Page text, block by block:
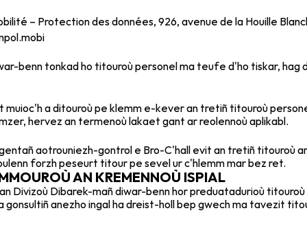
– Protection des données, 926, avenue de la Houille
benn tonkad ho titouroù personel ma teufe d'ho tiskar,
a ditouroù pe klemm e-kever an tretiñ titouroù
hervez an termenoù lakaet gant ar reolennoù aplikabl.
aotrouniezh-gontrol e Bro-C'hall evit an tretiñ titouroù
forzh peseurt titour pe sevel ur c'hlemm mar bez ret.
AN KREMENNOÙ ISPIAL
Divizoù Dibarek-mañ diwar-benn hor preduatadurioù
gonsultiñ anezho ingal ha dreist-holl bep gwech ma tavezit